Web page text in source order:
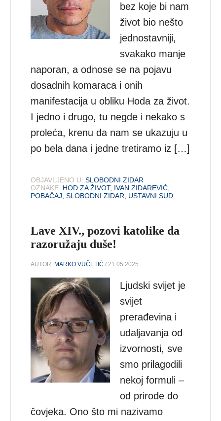
bez koje bi nam
život bio nešto
jednostavniji,
svakako manje
naporan, a odnose se na pojavu
dosadnih komaraca i onih
manifestacija u obliku Hoda za život.
I jedno i drugo, tu negde i nekako s
proleća, krenu da nam se ukazuju u
po bela dana i jedne tretiramo iz […]
OBJAVLJENO U: SLOBODNI ZIDAR
OZNAKE: HOD ZA ŽIVOT, IVAN ZIDAREVIĆ
POBAČAJ ,SLOBODNI ZIDAR USTAVNI SUD
Lave XIV., pozovi katolike da
razoružaju duše!
AUTOR: MARKO VUČETIĆ / 21.05.2025.
Ljudski svijet je
svijet
prerađevina i
udaljavanja od
izvornosti, sve
smo prilagodili
nekoj formuli –
od prirode do
čovjeka. Ono što mi nazivamo